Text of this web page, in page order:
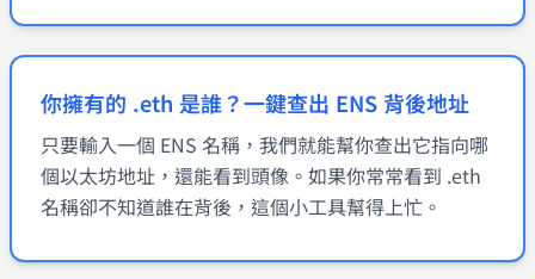
你擁有的 .eth 是誰？一鍵查出 ENS 背後地址
只要輸入一個 ENS 名稱，我們就能幫你查出它指向哪
個以太坊地址，還能看到頭像。如果你常常看到 .eth
名稱卻不知道誰在背後，這個小工具幫得上忙。